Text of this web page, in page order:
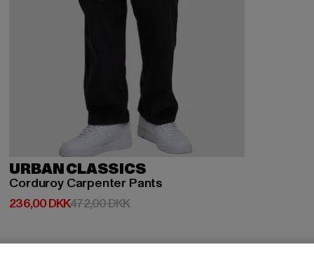
URBAN CLASSICS
Corduroy Carpenter Pants
236,00 DKK
Nuværende pris: 236,00 DKK
472,00 DKKKampagnepris: 472,00 DKK